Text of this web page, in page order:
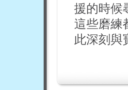
援的時候
這些磨練
此深刻與